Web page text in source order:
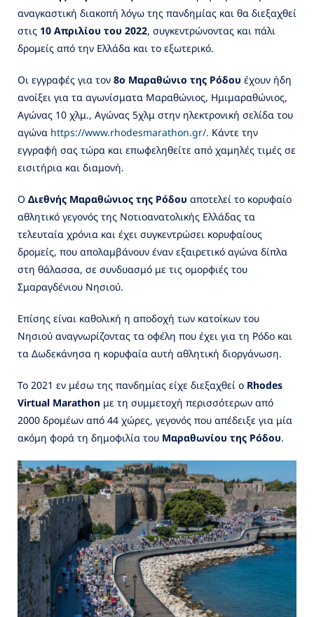
αναγκαστική διακοπή λόγω της πανδημίας και θα διεξαχθεί
στις 10 Απριλίου του 2022, συγκεντρώνοντας και πάλι
δρομείς από την Ελλάδα και το εξωτερικό.
Οι εγγραφές για τον 8ο Μαραθώνιο της Ρόδου έχουν ήδη
ανοίξει για τα αγωνίσματα Μαραθώνιος, Ημιμαραθώνιος,
Αγώνας 10 χλμ., Αγώνας 5χλμ στην ηλεκτρονική σελίδα του
αγώνα https://www.rhodesmarathon.gr/. Κάντε την
εγγραφή σας τώρα και επωφεληθείτε από χαμηλές τιμές σε
εισιτήρια και διαμονή.
Ο Διεθνής Μαραθώνιος της Ρόδου αποτελεί το κορυφαίο
αθλητικό γεγονός της Νοτιοανατολικής Ελλάδας τα
τελευταία χρόνια και έχει συγκεντρώσει κορυφαίους
δρομείς, που απολαμβάνουν έναν εξαιρετικό αγώνα δίπλα
στη θάλασσα, σε συνδυασμό με τις ομορφιές του
Σμαραγδένιου Νησιού.
Επίσης είναι καθολική η αποδοχή των κατοίκων του
Νησιού αναγνωρίζοντας τα οφέλη που έχει για τη Ρόδο και
τα Δωδεκάνησα η κορυφαία αυτή αθλητική διοργάνωση.
Το 2021 εν μέσω της πανδημίας είχε διεξαχθεί ο Rhodes
Virtual Marathon με τη συμμετοχή περισσότερων από
2000 δρομέων από 44 χώρες, γεγονός που απέδειξε για μία
ακόμη φορά τη δημοφιλία του Μαραθωνίου της Ρόδου.